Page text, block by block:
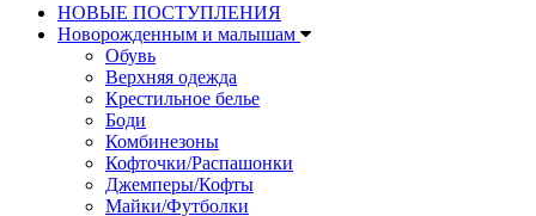
НОВЫЕ ПОСТУПЛЕНИЯ
Новорожденным и малышам
Обувь
Верхняя одежда
Крестильное белье
Боди
Комбинезоны
Кофточки/Распашонки
Джемперы/Кофты
Майки/Футболки